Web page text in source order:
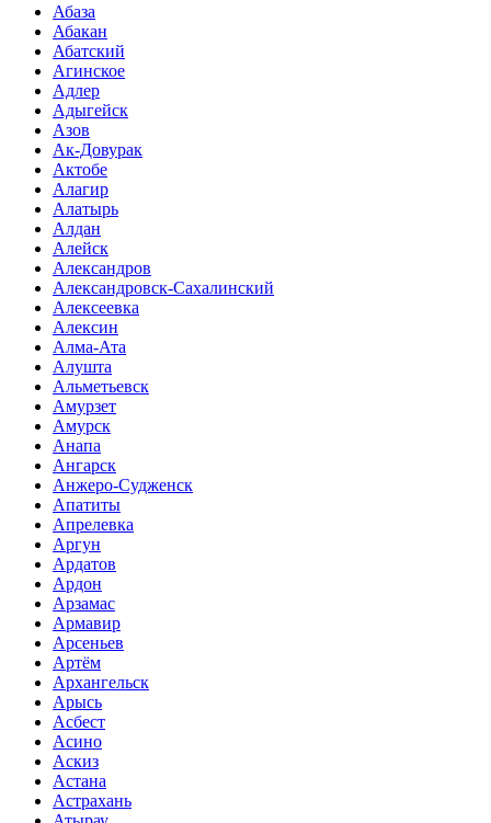
Абаза
Абакан
Абатский
Агинское
Адлер
Адыгейск
Азов
Ак-Довурак
Актобе
Алагир
Алатырь
Алдан
Алейск
Александров
Александровск-Сахалинский
Алексеевка
Алексин
Алма-Ата
Алушта
Альметьевск
Амурзет
Амурск
Анапа
Ангарск
Анжеро-Судженск
Апатиты
Апрелевка
Аргун
Ардатов
Ардон
Арзамас
Армавир
Арсеньев
Артём
Архангельск
Арысь
Асбест
Асино
Аскиз
Астана
Астрахань